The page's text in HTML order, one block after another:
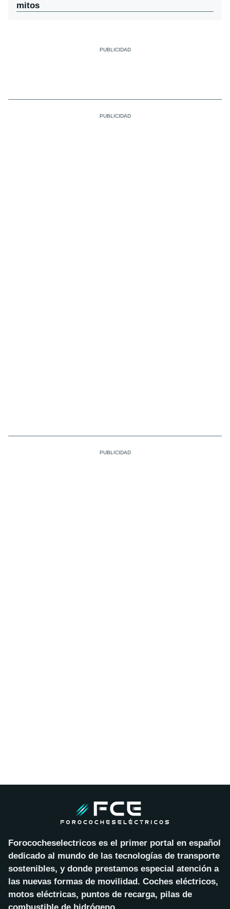
mitos
Forococheselectricos es el primer portal en español
dedicado al mundo de las tecnologías de transporte
sostenibles, y donde prestamos especial atención a
las nuevas formas de movilidad. Coches eléctricos,
motos eléctricas, puntos de recarga, pilas de